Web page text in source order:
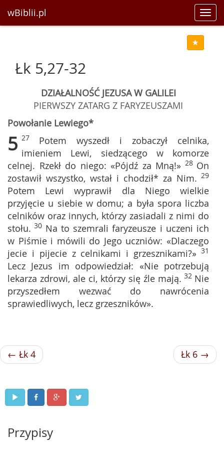
wBiblii.pl
Łk 5,27-32
DZIAŁALNOŚĆ JEZUSA W GALILEI
PIERWSZY ZATARG Z FARYZEUSZAMI
Powołanie Lewiego*
5 27 Potem wyszedł i zobaczył celnika,
imieniem Lewi, siedzącego w komorze
celnej. Rzekł do niego: «Pójdź za Mną!» 28 On
zostawił wszystko, wstał i chodził* za Nim. 29
Potem Lewi wyprawił dla Niego wielkie
przyjęcie u siebie w domu; a była spora liczba
celników oraz innych, którzy zasiadali z nimi do
stołu. 30 Na to szemrali faryzeusze i uczeni ich
w Piśmie i mówili do Jego uczniów: «Dlaczego
jecie i pijecie z celnikami i grzesznikami?» 31
Lecz Jezus im odpowiedział: «Nie potrzebują
lekarza zdrowi, ale ci, którzy się źle mają. 32 Nie
przyszedłem wezwać do nawrócenia
sprawiedliwych, lecz grzeszników».
← Łk 4 Łk 6 →
Przypisy